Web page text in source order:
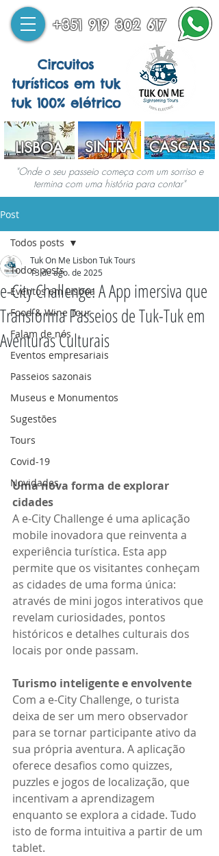
Circuitos
turísticos em tuk
tuk 100% elétrico
LISBOA SINTRA CASCAIS
"Onde o seu passeio começa com um sorriso e
termina com uma história para contar"
+351 919 302 617
Post
Todos posts
Eventos em Lisboa
Food & Wine Tour
Falam de nós
Eventos empresariais
Passeios sazonais
Museus e Monumentos
Sugestões
Tours
Covid-19
Novidades
Todos posts
e-City Challenge: A App imersiva que
Transforma Passeios de Tuk-Tuk em
Aventuras Culturais
Tuk On Me Lisbon Tuk Tours
13 de ago. de 2025
Uma nova forma de explorar
cidades
A e-City Challenge é uma aplicação
mobile inovadora que reinventa a
experiência turística. Esta app
permite que os visitantes conheçam
as cidades de uma forma única:
através de mini jogos interativos que
revelam curiosidades, pontos
históricos e detalhes culturais dos
locais por onde passam.
Turismo inteligente e envolvente
Com a e-City Challenge, o turista
deixa de ser um mero observador
para se tornar participante ativo da
sua própria aventura. A aplicação
oferece desafios como quizzes,
puzzles e jogos de localização, que
incentivam a aprendizagem
enquanto se explora a cidade. Tudo
isto de forma intuitiva a partir de um
tablet.